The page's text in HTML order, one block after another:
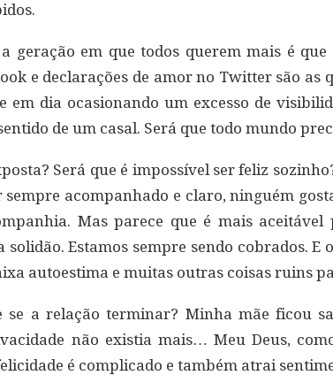
geração em que todos querem mais é
e declarações de amor no Twitter são as
em dia ocasionando um excesso de
de um casal. Será que todo mundo
Será que é impossível ser feliz
sempre acompanhado e claro, ninguém
Mas parece que é mais aceitável
solidão. Estamos sempre sendo cobrados. E
autoestima e muitas outras coisas ruins
se a relação terminar? Minha mãe ficou
não existia mais… Meu Deus,
é complicado e também atrai